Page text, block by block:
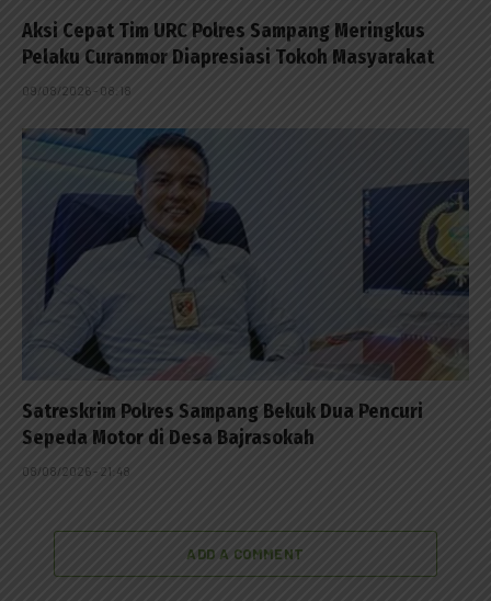
Aksi Cepat Tim URC Polres Sampang Meringkus
Pelaku Curanmor Diapresiasi Tokoh Masyarakat
09/08/2026 - 08:18
Satreskrim Polres Sampang Bekuk Dua Pencuri
Sepeda Motor di Desa Bajrasokah
08/08/2026 - 21:48
ADD A COMMENT